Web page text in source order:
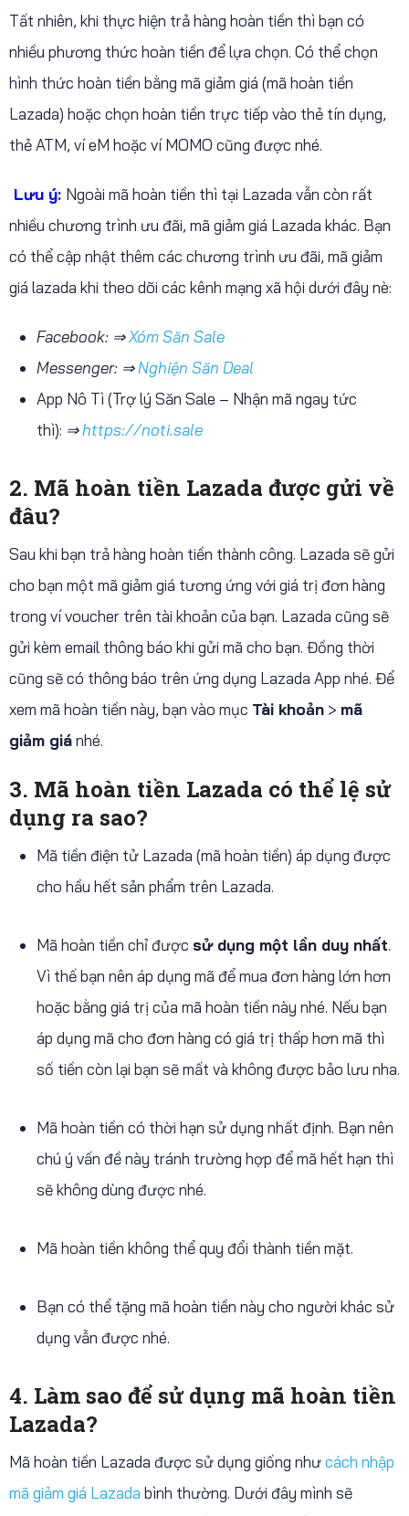
Tất nhiên, khi thực hiện trả hàng hoàn tiền thì bạn có
nhiều phương thức hoàn tiền để lựa chọn. Có thể chọn
hình thức hoàn tiền bằng mã giảm giá (mã hoàn tiền
Lazada) hoặc chọn hoàn tiền trực tiếp vào thẻ tín dụng,
thẻ ATM, ví eM hoặc ví MOMO cũng được nhé.
Lưu ý: Ngoài mã hoàn tiền thì tại Lazada vẫn còn rất
nhiều chương trình ưu đãi, mã giảm giá Lazada khác. Bạn
có thể cập nhật thêm các chương trình ưu đãi, mã giảm
giá lazada khi theo dõi các kênh mạng xã hội dưới đây nè:
Facebook: ⇒Xóm Săn Sale
Messenger: ⇒Nghiện Săn Deal
App Nô Tì (Trợ lý Săn Sale – Nhận mã ngay tức
thì): ⇒https://noti.sale
2. Mã hoàn tiền Lazada được gửi về
đâu?
Sau khi bạn trả hàng hoàn tiền thành công. Lazada sẽ gửi
cho bạn một mã giảm giá tương ứng với giá trị đơn hàng
trong ví voucher trên tài khoản của bạn. Lazada cũng sẽ
gửi kèm email thông báo khi gửi mã cho bạn. Đồng thời
cũng sẽ có thông báo trên ứng dụng Lazada App nhé. Để
xem mã hoàn tiền này, bạn vào mục Tài khoản > mã
giảm giánhé.
3. Mã hoàn tiền Lazada có thể lệ sử
dụng ra sao?
Mã tiền điện tử Lazada (mã hoàn tiền) áp dụng được
cho hầu hết sản phẩm trên Lazada.
Mã hoàn tiền chỉ được sử dụng một lần duy nhất.
Vì thế bạn nên áp dụng mã để mua đơn hàng lớn hơn
hoặc bằng giá trị của mã hoàn tiền này nhé. Nếu bạn
áp dụng mã cho đơn hàng có giá trị thấp hơn mã thì
số tiền còn lại bạn sẽ mất và không được bảo lưu nha.
Mã hoàn tiền có thời hạn sử dụng nhất định. Bạn nên
chú ý vấn đề này tránh trường hợp để mã hết hạn thì
sẽ không dùng được nhé.
Mã hoàn tiền không thể quy đổi thành tiền mặt.
Bạn có thể tặng mã hoàn tiền này cho người khác sử
dụng vẫn được nhé.
4. Làm sao để sử dụng mã hoàn tiền
Lazada?
Mã hoàn tiền Lazada được sử dụng giống nhưcách nhập
mã giảm giá Lazada bình thường. Dưới đây mình sẽ